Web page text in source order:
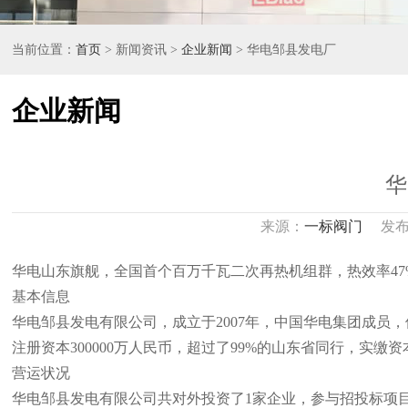
当前位置：首页 > 新闻资讯 >企业新闻 > 华电邹县发电厂
企业新闻
来源：一标阀门 发布
华电山东旗舰，全国首个百万千瓦二次再热机组群，热效率
基本信息
华电邹县发电有限公司，成立于2007年，中国华电集团成员
注册资本300000万人民币，超过了99%的山东省同行，实缴资
营运状况
华电邹县发电有限公司共对外投资了1家企业，参与招投标项